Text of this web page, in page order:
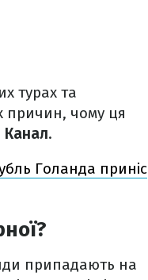
турах та
причин, чому ця
Канал.
Голанда приніс
припадають на